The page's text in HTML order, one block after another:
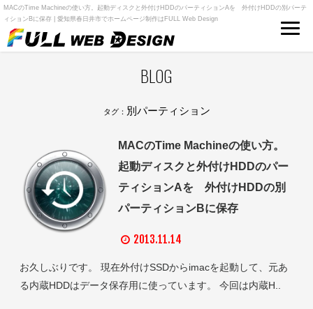
MACのTime Machineの使い方。起動ディスクと外付けHDDのパーティションAを 外付けHDDの別パーテ
ィションBに保存 | 愛知県春日井市でホームページ制作はFULL Web Design
BLOG
タグ： 別パーティション
MACのTime Machineの使い方。
起動ディスクと外付けHDDのパー
ティションAを 外付けHDDの別
パーティションBに保存
2013.11.14
お久しぶりです。 現在外付けSSDからimacを起動して、元あ
る内蔵HDDはデータ保存用に使っています。 今回は内蔵H..